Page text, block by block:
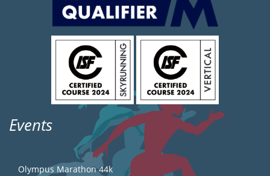
Events
Olympus Marathon 44k